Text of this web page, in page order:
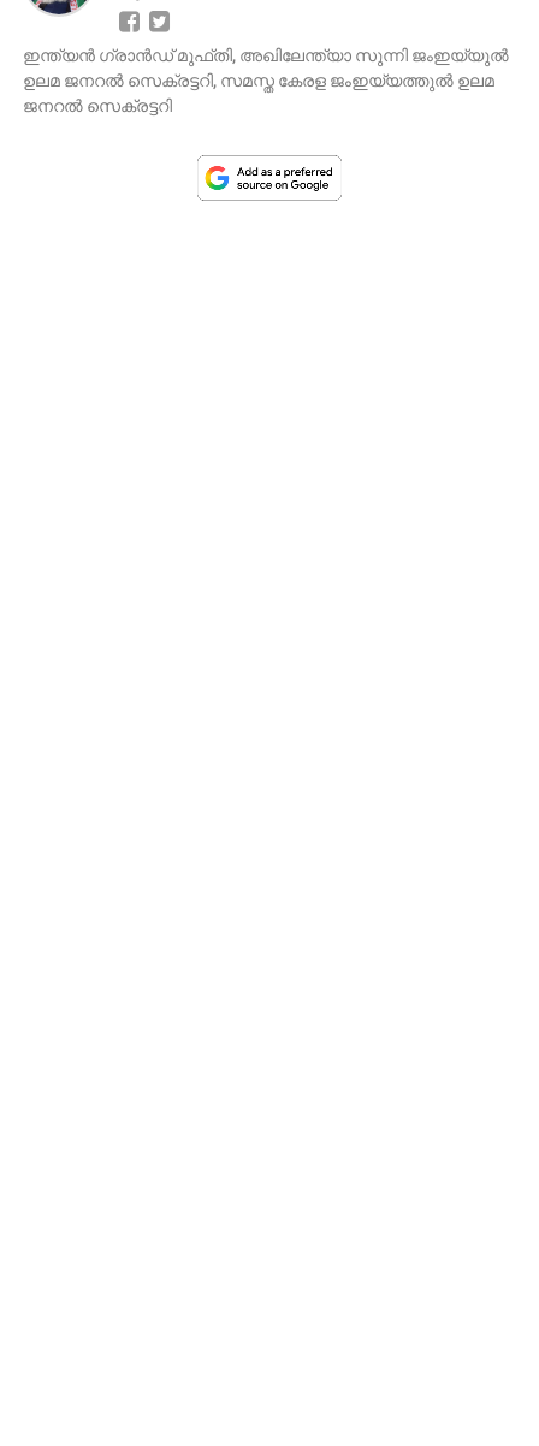
ഇന്ത്യൻ ഗ്രാൻഡ് മുഫ്തി, അഖിലേന്ത്യാ സുന്നി ജംഇയ്യുൽ
ഉലമ ജനറൽ സെക്രട്ടറി, സമസ്ത കേരള ജംഇയ്യത്തുൽ ഉലമ
ജനറൽ സെക്രട്ടറി